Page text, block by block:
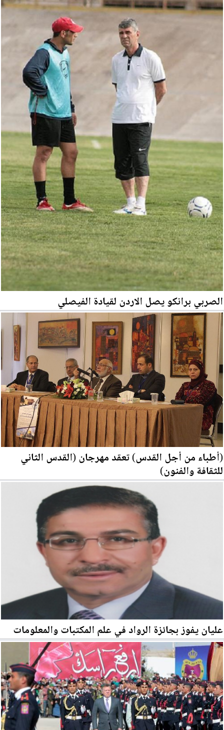
الصربي برانكو يصل الاردن لقيادة الفيصلي
(أطباء من أجل القدس) تعقد مهرجان (القدس الثاني
للثقافة والفنون)
عليان يفوز بجائزة الرواد في علم المكتبات والمعلومات